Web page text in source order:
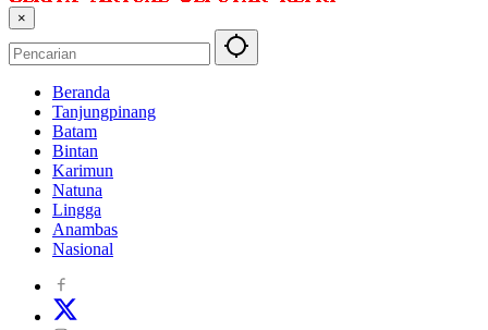
×
Beranda
Tanjungpinang
Batam
Bintan
Karimun
Natuna
Lingga
Anambas
Nasional